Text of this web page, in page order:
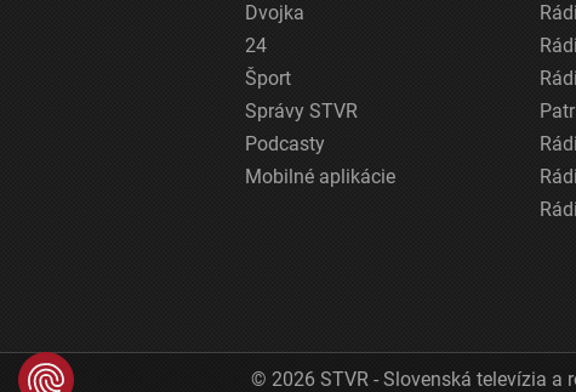
Dvojka
24
Šport
Správy STVR
Podcasty
Mobilné aplikácie
© 2026 STVR - Slovenská televízia a